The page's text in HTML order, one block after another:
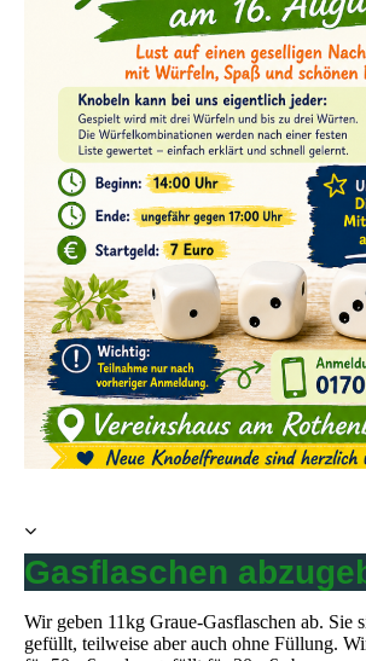
Gasflaschen
Wir geben 11kg Graue-Gasflaschen ab. Sie
gefüllt, teilweise aber auch ohne Füllung.